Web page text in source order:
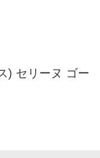
) セリーヌ ゴー